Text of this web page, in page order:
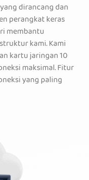
dirancang dan
perangkat keras
membantu
kami. Kami
kartu jaringan 10
maksimal. Fitur
yang paling